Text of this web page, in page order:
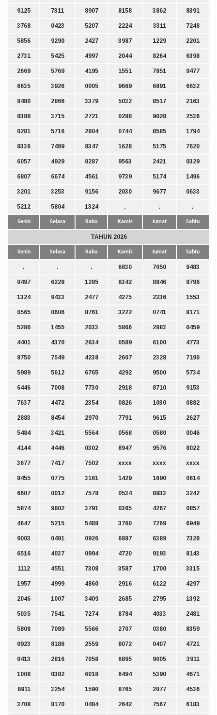
9125 7311 8907 8158 3862 8391
3768 0423 5207 2224 3311 7248
5856 9290 2427 3987 1229 2201
2731 5425 4997 2044 8264 6398
2669 5769 4195 1551 7851 9477
6635 3926 0005 9669 6891 6632
8480 2866 3379 5032 8517 2163
0388 3715 2721 0288 9028 2536
0281 5716 2804 0744 8585 1794
8336 7489 8347 1628 5175 7620
6057 4929 8287 9563 2421 0329
6807 6674 4561 9739 5174 1496
3201 3253 9156 2030 9677 0633
5212 5804 1324 . . .
Senin Selasa Rabu Kamis Jumat Sabtu
TAHUN 2026
Senin Selasa Rabu Kamis Jumat Sabtu
. . . 6830 7050 9483
0497 6228 1285 6342 8846 8796
1324 9433 2477 4275 2336 1553
0565 0606 8761 3222 0741 8171
5286 1455 2033 5866 2883 0459
4401 4370 2634 0589 6100 4773
8750 7549 4238 2607 2328 7190
5989 5612 6765 4292 9500 5734
6446 7008 7730 2918 8710 9153
7637 4472 2354 0826 1030 0882
2883 8454 2970 7791 9615 2627
5484 3421 5564 0568 0580 0046
4144 4446 0302 8947 9576 8022
3677 7417 7502 xxxx xxxx xxxx
8455 0775 3161 1429 1690 0614
6607 0012 7578 0534 8933 3242
5874 9802 3791 0365 4267 0857
4647 5215 5488 3760 7269 6949
9003 0491 0926 6887 6389 7328
6516 4037 0994 4720 9193 8143
1112 4551 7308 3587 1700 3315
1957 4999 4860 2916 6122 4297
2046 1007 3409 2685 2795 1392
5035 7541 7274 8784 4033 2481
5808 7089 5566 2707 0380 8359
0923 8186 2559 8072 0407 4721
0413 2816 7058 6895 9005 3911
1008 0382 6018 6494 5390 4671
8911 3254 1590 8765 2077 4536
3708 8170 0484 2642 7567 6183